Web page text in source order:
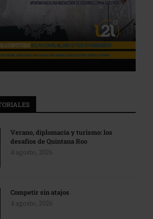
Verano, diplomacia y turismo: los
desafíos de Quintana Roo
4 agosto, 2026
Competir sin atajos
4 agosto, 2026